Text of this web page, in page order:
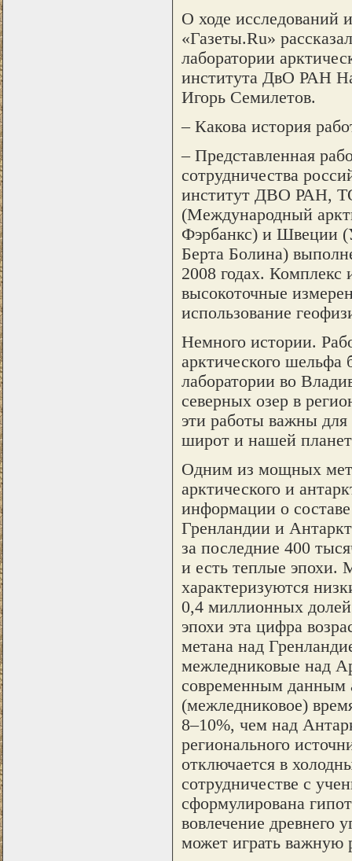
О ходе исследований
«Газеты.Ru»
лаборатории
института ДвО РАН
Игорь Семилетов.
– Какова история
– Представленная
сотрудничества
институт ДВО РАН,
(Международный
Фэрбанкс) и Швеции
Берта Болина)
2008 годах. Комплекс
высокоточные
использование
Немного истории.
арктического шельфа
лаборатории во
северных озер в
эти работы важны
широт и нашей
Одним из мощных
арктического и
информации о
Гренландии и
за последние 400
и есть теплые эпохи.
характеризуются
0,4 миллионных
эпохи эта цифра
метана над
межледниковые над
современным
(межледниковое)
8–10%, чем над
регионального
отключается в
сотрудничестве с
сформулирована
вовлечение древнего
может играть важную